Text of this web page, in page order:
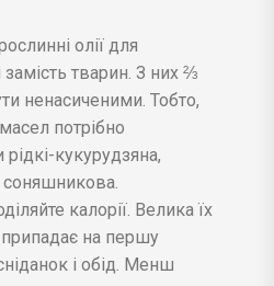
олії для
замість тварин. З них ⅔
ненасиченими. Тобто,
потрібно
кукурудзяна,
соняшникова.
калорії. Велика їх
на першу
і обід. Менш